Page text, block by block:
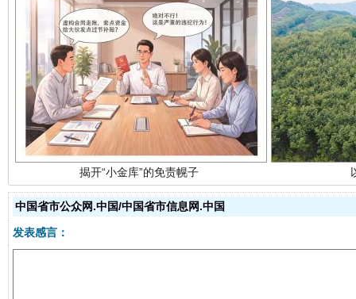
揭开“小金库”的免责幌子
中国省市公众网.中国/中国省市信息网.中国
发表感言：